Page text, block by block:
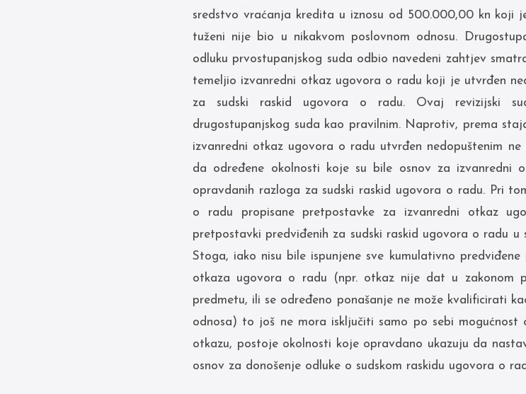
sredstvo vraćanja kredita u iznosu od 500.000,00 kn koji
tuženi nije bio u nikakvom poslovnom odnosu.
odluku prvostupanjskog suda odbio navedeni zahtjev
temeljio izvanredni otkaz ugovora o radu koji je utvrđen
za sudski raskid ugovora o radu. Ovaj revizijski
drugostupanjskog suda kao pravilnim. Naprotiv, prema
izvanredni otkaz ugovora o radu utvrđen nedopuštenim
da određene okolnosti koje su bile osnov za izvanredni
opravdanih razloga za sudski raskid ugovora o radu. Pri
o radu propisane pretpostavke za izvanredni otkaz
pretpostavki predviđenih za sudski raskid ugovora o radu u
Stoga, iako nisu bile ispunjene sve kumulativno
otkaza ugovora o radu (npr. otkaz nije dat u zakonom
predmetu, ili se određeno ponašanje ne može kvalificirati
odnosa) to još ne mora isključiti samo po sebi
otkazu, postoje okolnosti koje opravdano ukazuju da
osnov za donošenje odluke o sudskom raskidu ugovora o